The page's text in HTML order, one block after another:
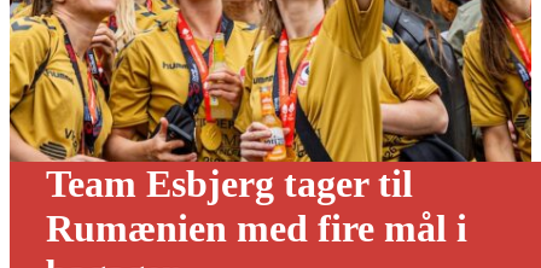
Team Esbjerg tager til
Rumænien med fire mål i